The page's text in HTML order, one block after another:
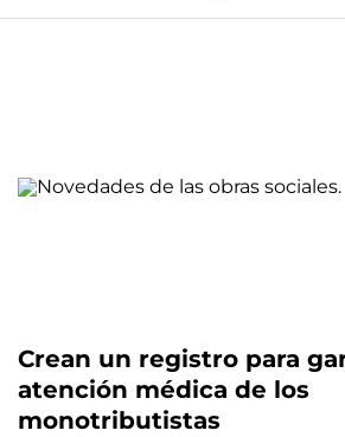
Crean un registro para
atención médica de los
monotributistas